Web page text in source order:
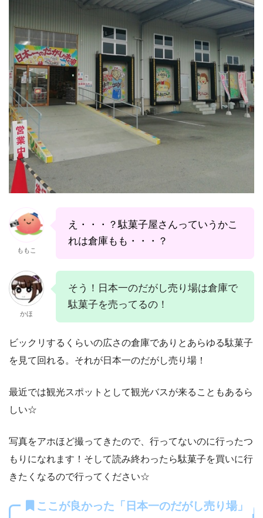
ももこ
え・・・？駄菓子屋さんっていうかこ
れは倉庫もも・・・？
かほ
そう！日本一のだがし売り場は倉庫で
駄菓子を売ってるの！
ビックリするくらいの広さの倉庫でありとあらゆる駄菓子
を見て回れる。それが日本一のだがし売り場！
最近では観光スポットとして観光バスが来ることもあるら
しい☆
写真をアホほど撮ってきたので、行ってないのに行ったつ
もりになれます！そして読み終わったら駄菓子を買いに行
きたくなるので行ってください☆
ここが良かった「日本一のだがし売り場」